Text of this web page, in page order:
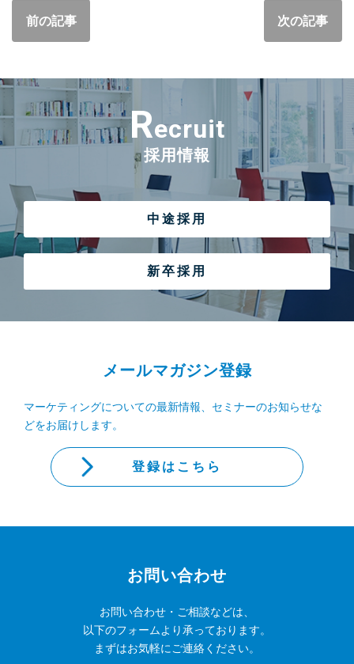
前の記事 次の記事
Recruit
採用情報
中途採用
新卒採用
メールマガジン登録
マーケティングについての最新情報、セミナーのお知らせな
どをお届けします。
登録はこちら
お問い合わせ
お問い合わせ・ご相談などは、
以下のフォームより承っております。
まずはお気軽にご連絡ください。